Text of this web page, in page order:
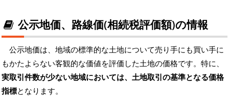
公示地価、路線価(相続税評価額)の情報
公示地価は、地域の標準的な土地について売り手にも買い手に
もかたよらない客観的な価値を評価した土地の価格です。特に、
実取引件数が少ない地域においては、土地取引の基準となる価格
指標となります。